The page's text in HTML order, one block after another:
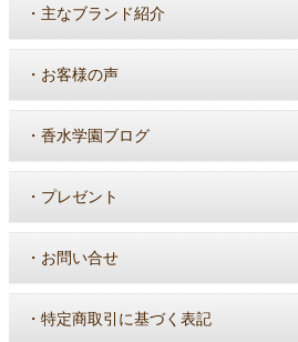
・ 主なブランド紹介
・ お客様の声
・ 香水学園ブログ
・ プレゼント
・ お問い合せ
・ 特定商取引に基づく表記